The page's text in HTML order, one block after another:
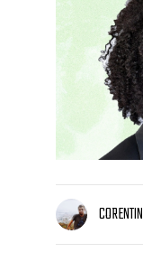
CORENTIN